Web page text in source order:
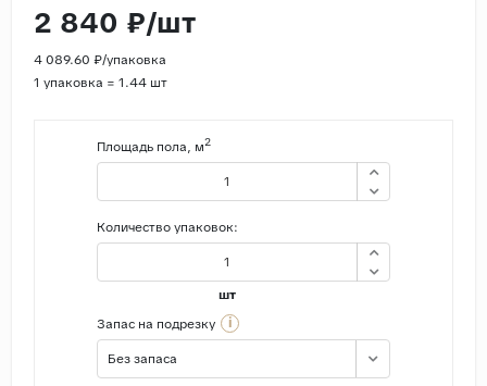
2 840 ₽/шт
4 089.60 ₽/упаковка
1 упаковка = 1.44 шт
Площадь пола, м2
Количество упаковок:
шт
Запас на подрезку
i
Без запаса